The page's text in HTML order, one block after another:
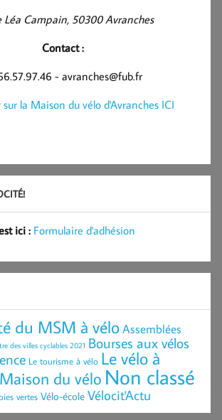
Léa Campain, 50300 Avranches
Contact :
- avranches@fub.fr
sur la Maison du vélo d'Avranches ICI
ici : Formulaire d'adhésion
du MSM à véloAssemblées
des villes cyclables 2021 Bourses aux vélos
Le tourisme à vélo Le vélo à
Maison du vélo Non classé
vertes Vélo-école Vélocit'Actu